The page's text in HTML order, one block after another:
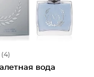
(4)
вода